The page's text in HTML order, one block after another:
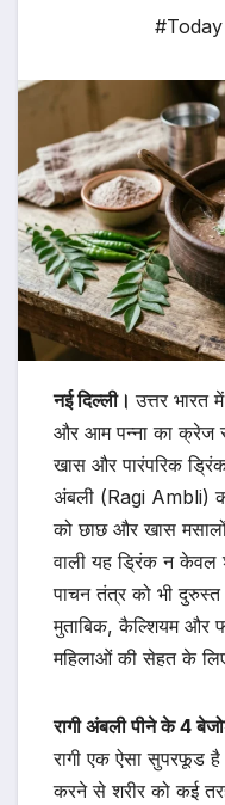
नई दिल्ली।उत्तर भारत
और आम पन्ना का क्रेज
खास और पारंपरिक
अंबली (Ragi Ambli)
को छाछ और खास
वाली यह ड्रिंक न केवल
पाचन तंत्र को भी
मुताबिक, कैल्शियम और
महिलाओं की सेहत के
रागी अंबली पीने के 4
रागी एक ऐसा सुपरफूड
करने से शरीर को कई